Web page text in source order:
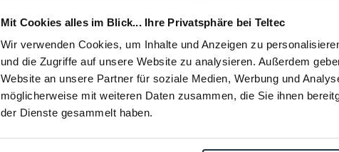
Mit Cookies alles im Blick... Ihre Privatsphäre bei Teltec
Wir verwenden Cookies, um Inhalte und Anzeigen zu
und die Zugriffe auf unsere Website zu analysieren. Außerdem
Website an unsere Partner für soziale Medien, Werbung und
möglicherweise mit weiteren Daten zusammen, die Sie ihnen
der Dienste gesammelt haben.